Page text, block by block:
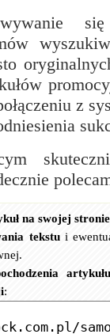
z
na swojej
tekstui
artykułu
: